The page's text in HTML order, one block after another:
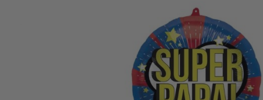
Je vader zal zeker verrukt zijn met dit vrolijke cadeau! De
Papa!" in de kleuren blauw, rood en geel is een geweldige
te laten weten hoe speciaal hij is. De ballon, die ongeveer 45
worden gevuld met helium of lucht, zodat hij lang kan blijven
herinneren aan jouw liefde en waardering. Een klein gebaar dat